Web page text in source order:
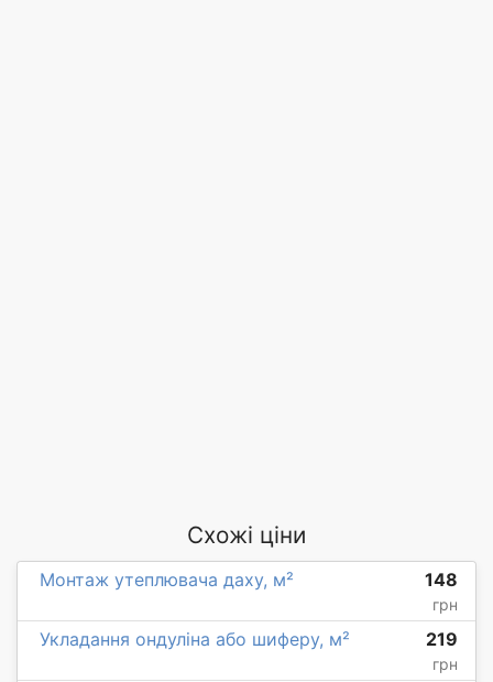
Схожі ціни
Монтаж утеплювача даху, м² 148
грн
Укладання ондуліна або шиферу, м² 219
грн